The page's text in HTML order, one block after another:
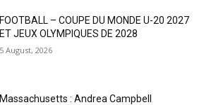
FOOTBALL – COUPE DU MONDE U-20 2027
ET JEUX OLYMPIQUES DE 2028
5 August, 2026
Massachusetts : Andrea Campbell